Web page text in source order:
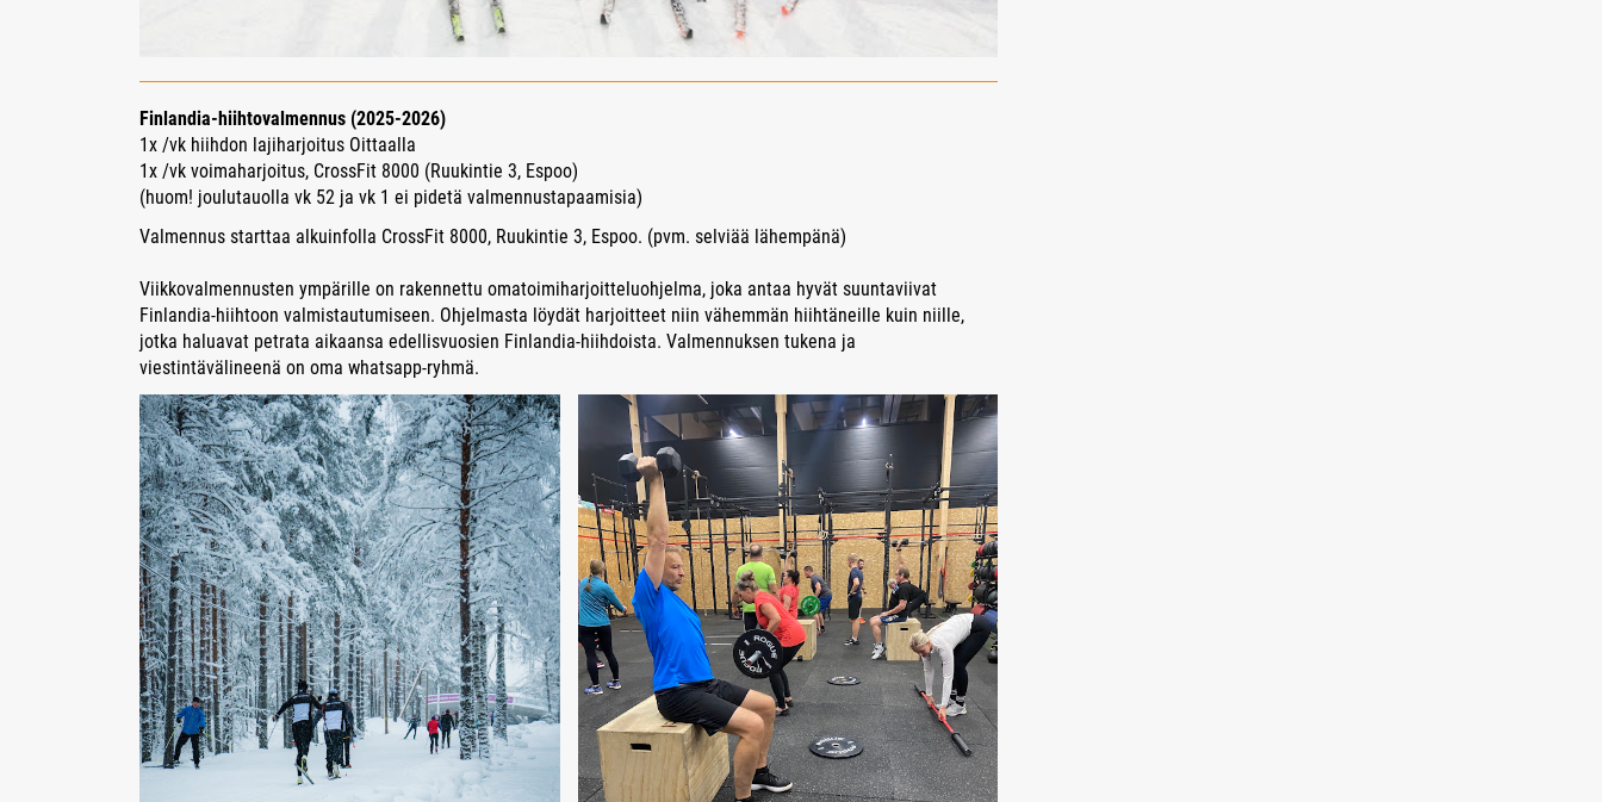
Finlandia-hiihtovalmennus (2025-2026)
1x /vk hiihdon lajiharjoitus Oittaalla
1x /vk voimaharjoitus, CrossFit 8000 (Ruukintie 3, Espoo)
(huom! joulutauolla vk 52 ja vk 1 ei pidetä valmennustapaamisia)
Valmennus starttaa alkuinfolla CrossFit 8000, Ruukintie 3, Espoo. (pvm. selviää lähempänä)
Viikkovalmennusten ympärille on rakennettu omatoimiharjoitteluohjelma, joka antaa hyvät suuntaviivat
Finlandia-hiihtoon valmistautumiseen. Ohjelmasta löydät harjoitteet niin vähemmän hiihtäneille kuin niille,
jotka haluavat petrata aikaansa edellisvuosien Finlandia-hiihdoista. Valmennuksen tukena ja
viestintävälineenä on oma whatsapp-ryhmä.